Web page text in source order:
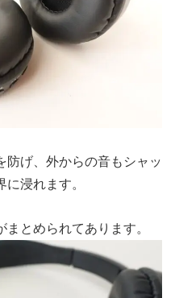
防げ、外からの音もシャッ
に浸れます。
とめられてあります。